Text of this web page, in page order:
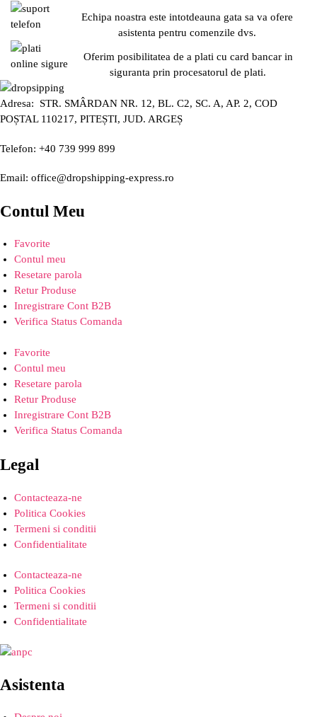
Echipa noastra este intotdeauna gata sa va ofere
asistenta pentru comenzile dvs.
Oferim posibilitatea de a plati cu card bancar in
siguranta prin procesatorul de plati.
Adresa: STR. SMÂRDAN NR. 12, BL. C2, SC. A, AP. 2, COD
POȘTAL 110217, PITEȘTI, JUD. ARGEȘ
Telefon: +40 739 999 899
Email: office@dropshipping-express.ro
Contul Meu
Favorite
Contul meu
Resetare parola
Retur Produse
Inregistrare Cont B2B
Verifica Status Comanda
Favorite
Contul meu
Resetare parola
Retur Produse
Inregistrare Cont B2B
Verifica Status Comanda
Legal
Contacteaza-ne
Politica Cookies
Termeni si conditii
Confidentialitate
Contacteaza-ne
Politica Cookies
Termeni si conditii
Confidentialitate
Asistenta